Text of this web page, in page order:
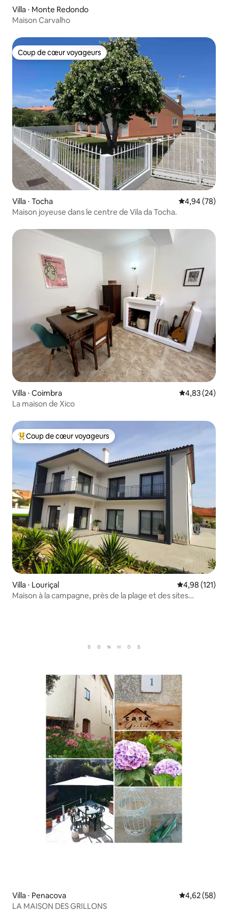
Villa ⋅ Monte Redondo
Maison Carvalho
Coup de cœur voyageurs
Coup de cœur voyageurs
Villa ⋅ Tocha Évaluation
4,94 (78)
Maison joyeuse dans le centre de Vila da Tocha.
Villa ⋅ Coimbra Évaluation
4,83 (24)
La maison de Xico
Coups de cœur voyageurs les plus appréciés
Coup de cœur voyageurs
Villa ⋅ Louriçal Évaluation
4,98 (121)
Maison à la campagne, près de la plage et des sites
Villa ⋅ Penacova Évaluation
4,62 (58)
LA MAISON DES GRILLONS